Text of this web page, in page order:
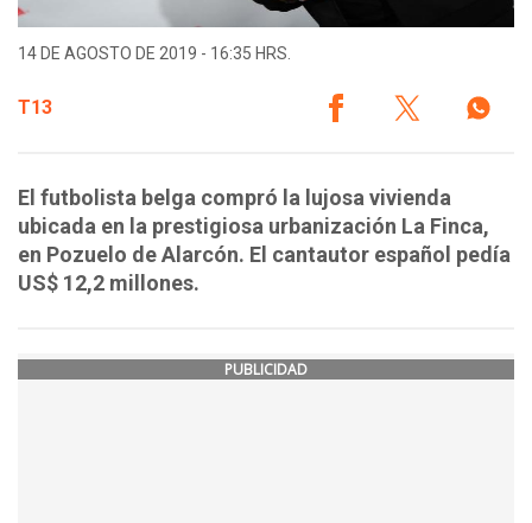
14 DE AGOSTO DE 2019 - 16:35 HRS.
T13
El futbolista belga compró la lujosa vivienda
ubicada en la prestigiosa urbanización La Finca,
en Pozuelo de Alarcón. El cantautor español pedía
US$ 12,2 millones.
PUBLICIDAD